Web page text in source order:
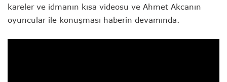
kareler ve idmanın kısa videosu ve Ahmet Akcanın
oyuncular ile konuşması haberin devamında.